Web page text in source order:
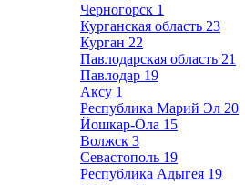
Черногорск 1
Курганская область 23
Курган 22
Павлодарская область 21
Павлодар 19
Аксу 1
Республика Марий Эл 20
Йошкар-Ола 15
Волжск 3
Севастополь 19
Республика Адыгея 19